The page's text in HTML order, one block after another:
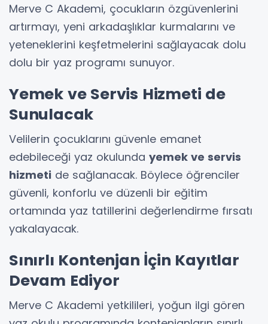
Merve C Akademi, çocukların özgüvenlerini
artırmayı, yeni arkadaşlıklar kurmalarını ve
yeteneklerini keşfetmelerini sağlayacak dolu
dolu bir yaz programı sunuyor.
Yemek ve Servis Hizmeti de
Sunulacak
Velilerin çocuklarını güvenle emanet
edebileceği yaz okulunda yemek ve servis
hizmeti de sağlanacak. Böylece öğrenciler
güvenli, konforlu ve düzenli bir eğitim
ortamında yaz tatillerini değerlendirme fırsatı
yakalayacak.
Sınırlı Kontenjan İçin Kayıtlar
Devam Ediyor
Merve C Akademi yetkilileri, yoğun ilgi gören